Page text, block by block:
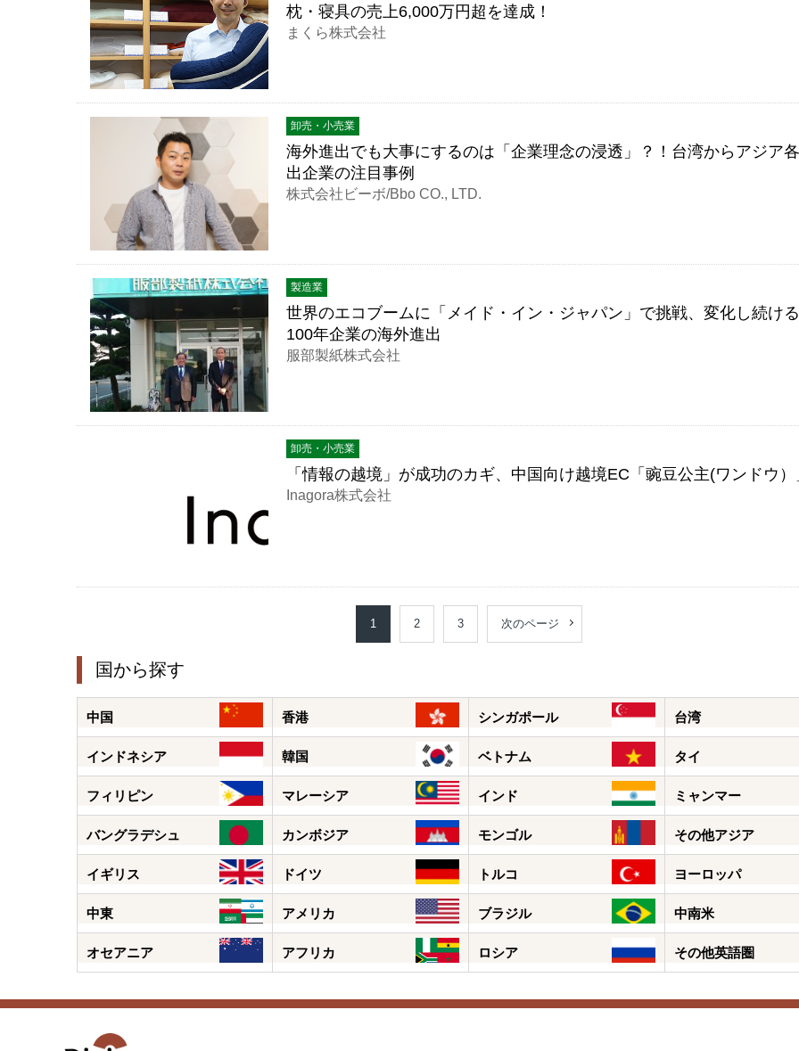
枕・寝具の売上6,000万円超を達成！
まくら株式会社
卸売・小売業
海外進出でも大事にするのは「企業理念の浸透」？！台湾からアジア
出企業の注目事例
株式会社ビーボ/Bbo CO., LTD.
製造業
世界のエコブームに「メイド・イン・ジャパン」で挑戦、変化し続け
100年企業の海外進出
服部製紙株式会社
卸売・小売業
「情報の越境」が成功のカギ、中国向け越境EC「豌豆公主(ワンドウ）
Inagora株式会社
1 2 3 次のページ
国から探す
中国 香港 シンガポール 台湾
インドネシア 韓国 ベトナム タイ
フィリピン マレーシア インド ミャンマー
バングラデシュ カンボジア モンゴル その他アジア
イギリス ドイツ トルコ ヨーロッパ
中東 アメリカ ブラジル 中南米
オセアニア アフリカ ロシア その他英語圏